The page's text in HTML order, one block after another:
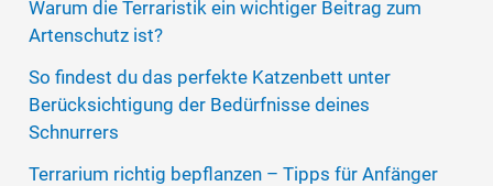
Warum die Terraristik ein wichtiger Beitrag zum
Artenschutz ist?
So findest du das perfekte Katzenbett unter
Berücksichtigung der Bedürfnisse deines
Schnurrers
Terrarium richtig bepflanzen – Tipps für Anfänger